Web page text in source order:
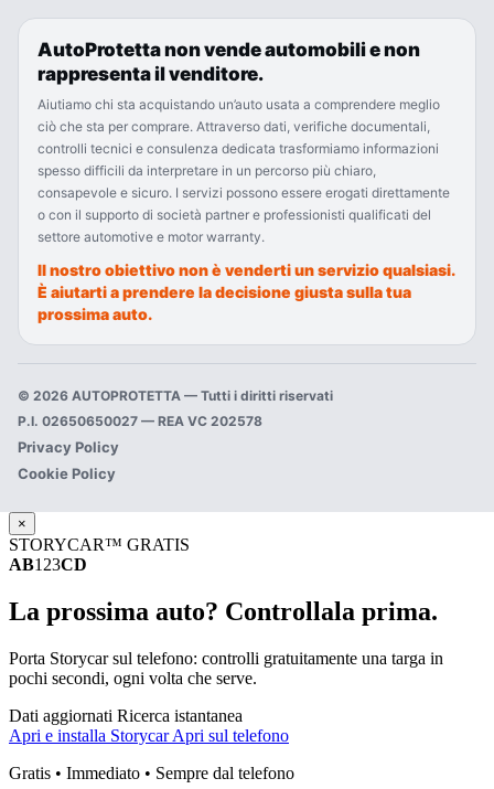
AutoProtetta non vende automobili e non
rappresenta il venditore.
Aiutiamo chi sta acquistando un’auto usata a comprendere meglio
ciò che sta per comprare. Attraverso dati, verifiche documentali,
controlli tecnici e consulenza dedicata trasformiamo informazioni
spesso difficili da interpretare in un percorso più chiaro,
consapevole e sicuro. I servizi possono essere erogati direttamente
o con il supporto di società partner e professionisti qualificati del
settore automotive e motor warranty.
Il nostro obiettivo non è venderti un servizio qualsiasi.
È aiutarti a prendere la decisione giusta sulla tua
prossima auto.
© 2026 AUTOPROTETTA — Tutti i diritti riservati
P.I. 02650650027 — REA VC 202578
Privacy Policy
Cookie Policy
‘avrei dovuto controllare meglio.’
×
STORYCAR™ GRATIS
AB123CD
La prossima auto? Controllala prima.
Porta Storycar sul telefono: controlli gratuitamente una targa in
pochi secondi, ogni volta che serve.
Dati aggiornati Ricerca istantanea
Apri e installa Storycar Apri sul telefono
Gratis • Immediato • Sempre dal telefono